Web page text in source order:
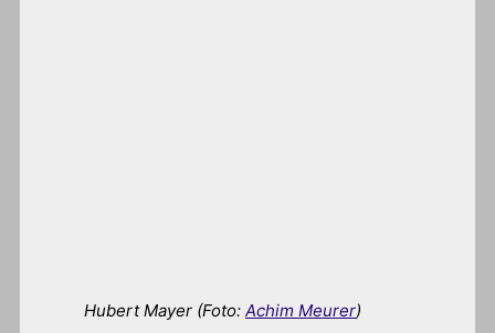
Hubert Mayer (Foto:Achim Meurer)